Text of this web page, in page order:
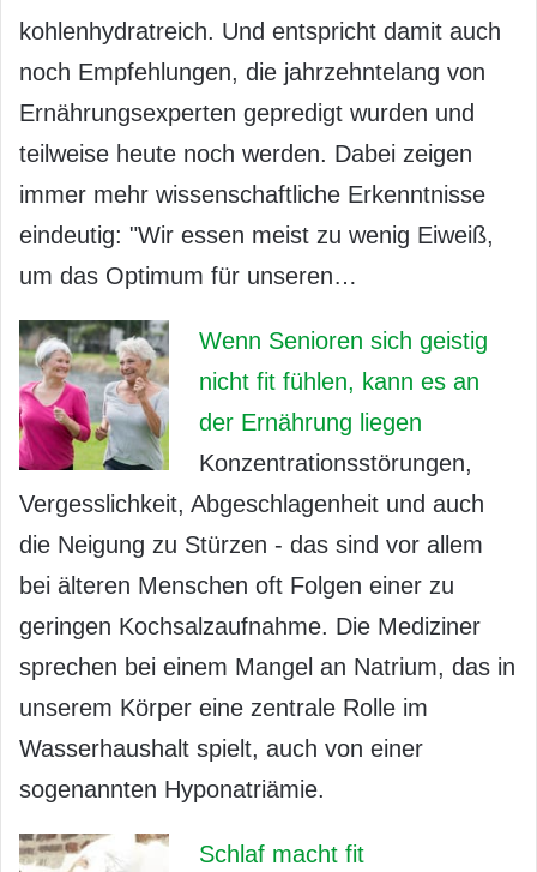
kohlenhydratreich. Und entspricht damit auch
noch Empfehlungen, die jahrzehntelang von
Ernährungsexperten gepredigt wurden und
teilweise heute noch werden. Dabei zeigen
immer mehr wissenschaftliche Erkenntnisse
eindeutig: "Wir essen meist zu wenig Eiweiß,
um das Optimum für unseren…
Wenn Senioren sich geistig
nicht fit fühlen, kann es an
der Ernährung liegen
Konzentrationsstörungen,
Vergesslichkeit, Abgeschlagenheit und auch
die Neigung zu Stürzen - das sind vor allem
bei älteren Menschen oft Folgen einer zu
geringen Kochsalzaufnahme. Die Mediziner
sprechen bei einem Mangel an Natrium, das in
unserem Körper eine zentrale Rolle im
Wasserhaushalt spielt, auch von einer
sogenannten Hyponatriämie.
Schlaf macht fit